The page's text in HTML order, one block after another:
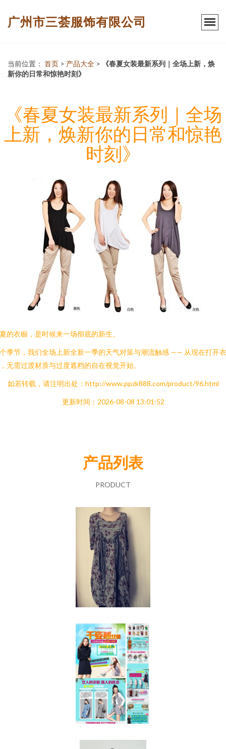
广州市三荟服饰有限公司
当前位置： 首页 > 产品大全 >
《春夏女装最新系列｜全场上新，焕
新你的日常和惊艳时刻》
《春夏女装最新系列｜全场
上新，焕新你的日常和惊艳
时刻》
的衣橱，是时候来一场彻底的新生。
季节，我们全场上新全新一季的天气对策与潮流触感 —— 从现在打开衣
无需过渡材质与过度遮档的自在视觉开始。
如若转载，请注明出处：http://www.ppzk888.com/product/96.html
更新时间：2026-08-08 13:01:52
产品列表
PRODUCT